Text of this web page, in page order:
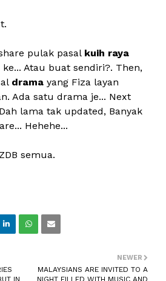
pulak pasal kuih raya
Atau buat sendiri?. Then,
drama yang Fiza layan
Ada satu drama je... Next
lama tak updated, Banyak
Hehehe...
semua.
NEWER
MALAYSIANS ARE INVITED TO A
NIGHT FILLED WITH MUSIC AND
IN